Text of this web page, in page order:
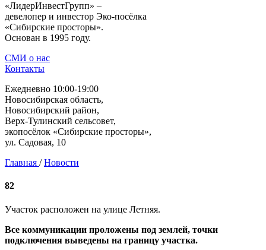
«ЛидерИнвестГрупп» –
девелопер и инвестор Эко-посёлка
«Сибирские просторы».
Основан в 1995 году.
СМИ о нас
Контакты
Ежедневно 10:00-19:00
Новосибирская область,
Новосибирский район,
Верх-Тулинский сельсовет,
экопосёлок «Сибирские просторы»,
ул. Садовая, 10
Главная / Новости
82
Участок расположен на улице Летняя.
Все коммуникации проложены под землей, точки
подключения выведены на границу участка.